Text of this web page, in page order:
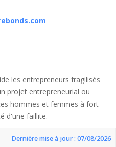
les entrepreneurs fragilisés
projet entrepreneurial ou
hommes et femmes à fort
d'une faillite.
Dernière mise à jour : 07/08/2026